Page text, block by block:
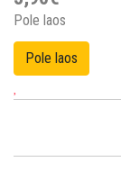
Pole laos